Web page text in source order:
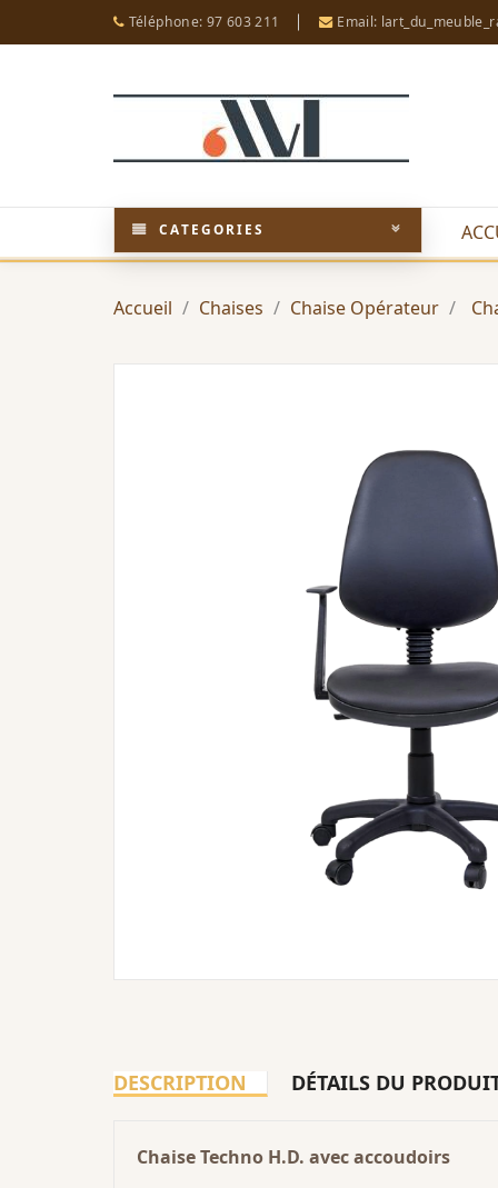
Téléphone: 97 603 211 Email:
CATEGORIES
Accueil Chaises Chaise Opérateur
DESCRIPTION DÉTAILS DU
Chaise Techno H.D. avec accoudoirs